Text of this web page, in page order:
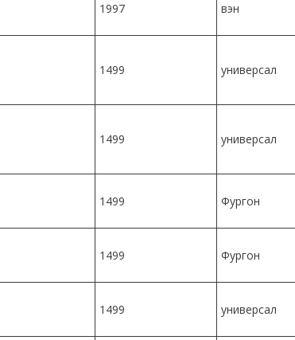
1997 вэн
1499 универсал
1499 универсал
1499 Фургон
1499 Фургон
1499 универсал